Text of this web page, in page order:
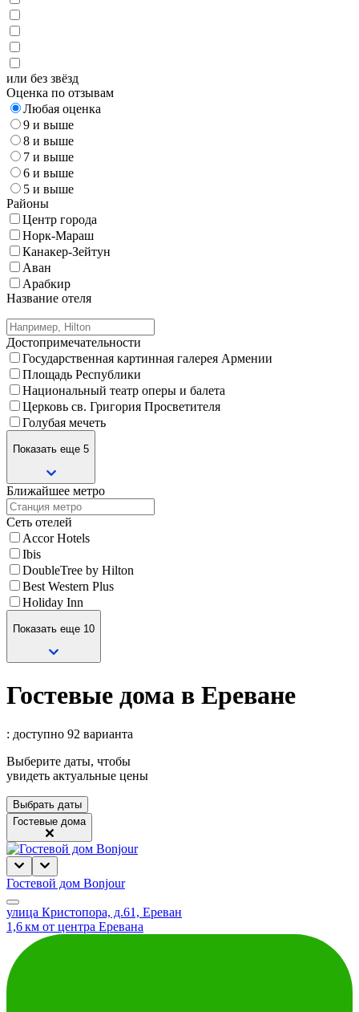
или без звёзд
Оценка по отзывам
Любая оценка
9 и выше
8 и выше
7 и выше
6 и выше
5 и выше
Районы
Центр города
Норк-Мараш
Канакер-Зейтун
Аван
Арабкир
Название отеля
Достопримечательности
Государственная картинная галерея Армении
Площадь Республики
Национальный театр оперы и балета
Церковь св. Григория Просветителя
Голубая мечеть
Показать еще 5
Ближайшее метро
Сеть отелей
Accor Hotels
Ibis
DoubleTree by Hilton
Best Western Plus
Holiday Inn
Показать еще 10
Гостевые дома в Ереване
: доступно 92 варианта
Выберите даты, чтобы
увидеть актуальные цены
Выбрать даты
Гостевые дома
Гостевой дом Bonjour
улица Кристопора, д.61, Ереван
1,6 км от центра Еревана